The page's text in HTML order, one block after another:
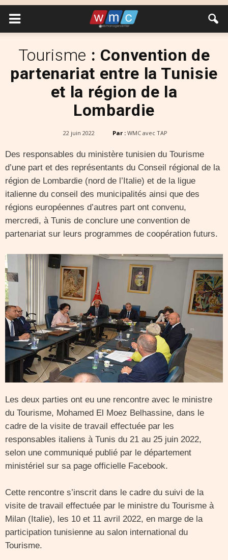
Tourisme : Convention de
partenariat entre la Tunisie
et la région de la
Lombardie
22 juin 2022 Par : WMC avec TAP
Des responsables du ministère tunisien du Tourisme
d’une part et des représentants du Conseil régional de la
région de Lombardie (nord de l’Italie) et de la ligue
italienne du conseil des municipalités ainsi que des
régions européennes d’autres part ont convenu,
mercredi, à Tunis de conclure une convention de
partenariat sur leurs programmes de coopération futurs.
Les deux parties ont eu une rencontre avec le ministre
du Tourisme, Mohamed El Moez Belhassine, dans le
cadre de la visite de travail effectuée par les
responsables italiens à Tunis du 21 au 25 juin 2022,
selon une communiqué publié par le département
ministériel sur sa page officielle Facebook.
Cette rencontre s’inscrit dans le cadre du suivi de la
visite de travail effectuée par le ministre du Tourisme à
Milan (Italie), les 10 et 11 avril 2022, en marge de la
participation tunisienne au salon international du
Tourisme.